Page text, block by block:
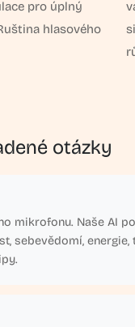
pro úplný
hlasového
otázky
mikrofonu. Naše AI
sebevědomí, energie,